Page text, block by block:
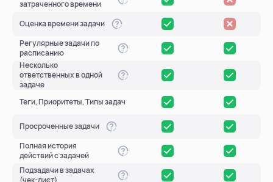
затраченного времени
Оценка времени задачи
Регулярные задачи по
расписанию
Несколько
ответственных в одной
задаче
Теги, Приоритеты, Типы задач
Просроченные задачи
Полная история
действий с задачей
Подзадачи в задачах
(чек-лист)